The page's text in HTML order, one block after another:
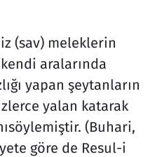
(sav) meleklerin
aralarında
yapan şeytanların
yalan katarak
(Buhari,
göre de Resul-i